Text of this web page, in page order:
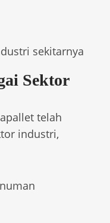
sekitarnya
Sektor
telah
industri,